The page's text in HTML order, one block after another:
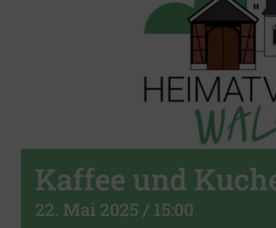
Kaffee und
22. Mai 2025 / 15:00